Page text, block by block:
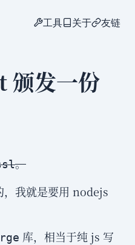
工具 关于 友链
发一份
。
，我就是要用 nodejs
库，相当于纯 js 写